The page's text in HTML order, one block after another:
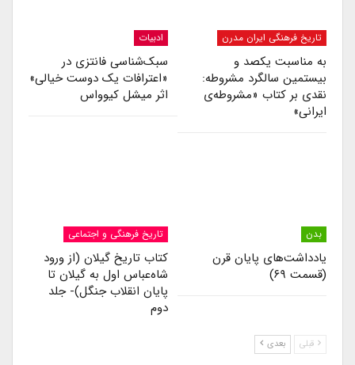
تاریخ فرهنگی ایران مدرن
به مناسبت یکصد و
بیستمین سالگرد مشروطه:
نقدی بر کتاب «مشروطه‌ی
ایرانی»
ادبیات
سبک‌شناسی فانتزی در
«اعترافات یک دوست خیالی»
اثر میشل کیوواس
بدن
یادداشت‌های پایان قرن
(قسمت ۶۹)
تاریخ فرهنگی و اجتماعی
کتاب تاریخ گیلان (از ورود
شاه‌عباس اول به گیلان تا
پایان انقلاب جنگل)- جلد
دوم
قبلی بعدی